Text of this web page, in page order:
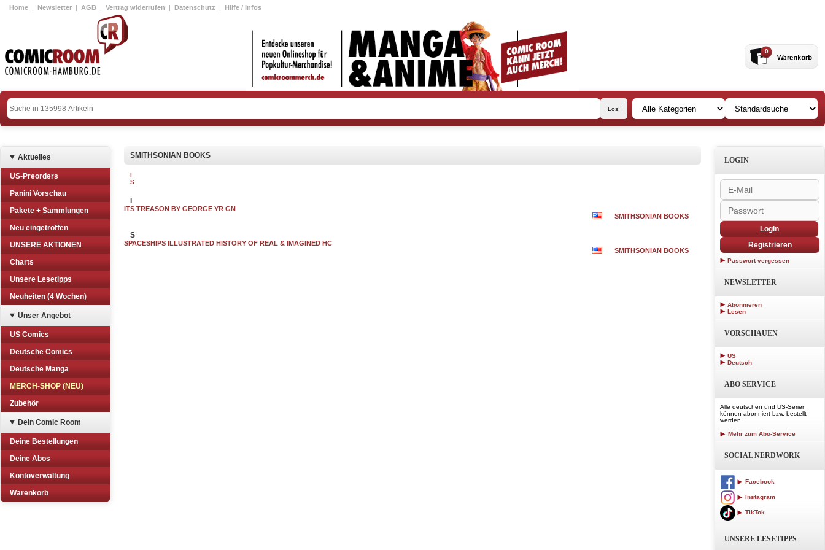
Home | Newsletter | AGB | Vertrag widerrufen | Datenschutz | Hilfe / Infos
0
Aktuelles
US-Preorders
Panini Vorschau
Pakete + Sammlungen
Neu eingetroffen
UNSERE AKTIONEN
Charts
Unsere Lesetipps
Neuheiten (4 Wochen)
Unser Angebot
US Comics
Deutsche Comics
Deutsche Manga
MERCH-SHOP (NEU)
Zubehör
Dein Comic Room
Deine Bestellungen
Deine Abos
Kontoverwaltung
Warenkorb
SMITHSONIAN BOOKS
I
S
ITS TREASON BY GEORGE YR GN
SMITHSONIAN BOOKS
S
SPACESHIPS ILLUSTRATED HISTORY OF REAL & IMAGINED HC
SMITHSONIAN BOOKS
LOGIN
Login
Registrieren
Passwort vergessen
NEWSLETTER
Abonnieren
Lesen
VORSCHAUEN
US
Deutsch
ABO SERVICE
Alle deutschen und US-Serien
können abonniert bzw. bestellt
werden.
Mehr zum Abo-Service
SOCIAL NERDWORK
Facebook
Instagram
TikTok
UNSERE LESETIPPS